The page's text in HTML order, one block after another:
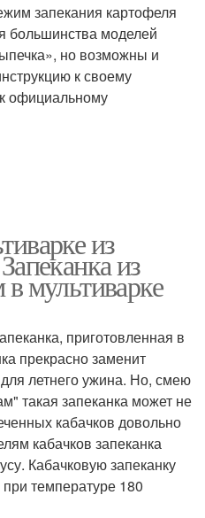
запекания картофеля
большинства моделей
но возможны и
к своему
официальному
из
из
мультиварке
приготовленная в
прекрасно заменит
летнего ужина. Но, смею
такая запеканка может не
кабачков довольно
кабачков запеканка
Кабачковую запеканку
температуре 180